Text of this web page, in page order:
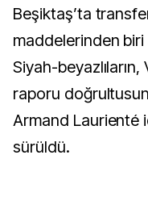
Beşiktaş’ta
maddelerinden
Siyah-
raporu
Armand Laurienté
sürüldü.